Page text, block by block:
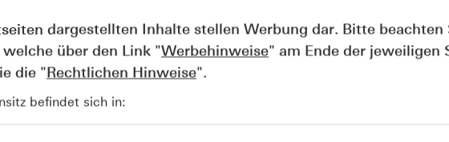
Seminar statt, verpassen Sie
Ausblick auf die
, Zins- und Währungsmärkte.
dargestellten Inhalte stellen Werbung dar. Bitte beachten
über den Link "Werbehinweise" am Ende der jeweiligen
die "Rechtlichen Hinweise".
befindet sich in: